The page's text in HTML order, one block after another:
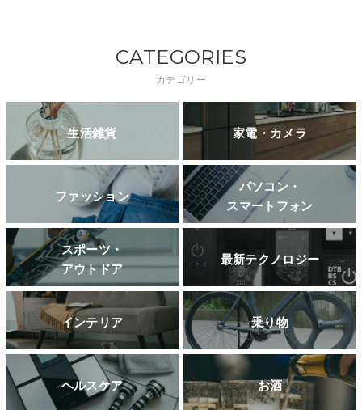
CATEGORIES
カテゴリー
生活雑貨 家電・カメラ
ファッション
パソコン・
スマートフォン
スポーツ・
アウトドア
最新テクノロジー
インテリア 乗り物
ヘルスケア お酒